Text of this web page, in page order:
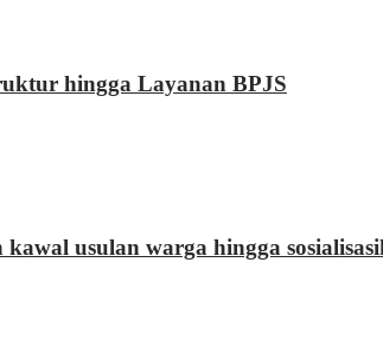
hingga Layanan BPJS
kawal usulan warga hingga